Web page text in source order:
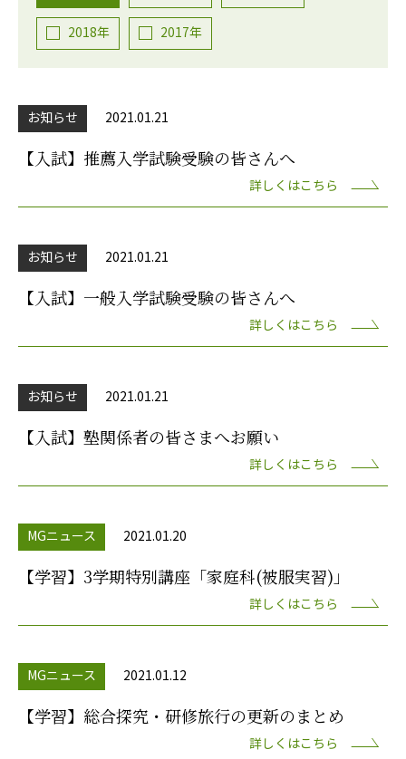
2018年 2017年
お知らせ 2021.01.21
【入試】推薦入学試験受験の皆さんへ
詳しくはこちら
お知らせ 2021.01.21
【入試】一般入学試験受験の皆さんへ
詳しくはこちら
お知らせ 2021.01.21
【入試】塾関係者の皆さまへお願い
詳しくはこちら
MGニュース 2021.01.20
【学習】3学期特別講座「家庭科(被服実習)」
詳しくはこちら
MGニュース 2021.01.12
【学習】総合探究・研修旅行の更新のまとめ
詳しくはこちら